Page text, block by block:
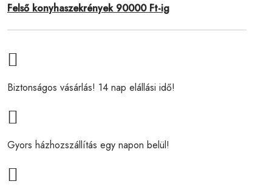
Felső konyhaszekrények 90000 Ft-ig
Biztonságos vásárlás! 14 nap elállási idő!
Gyors házhozszállítás egy napon belül!